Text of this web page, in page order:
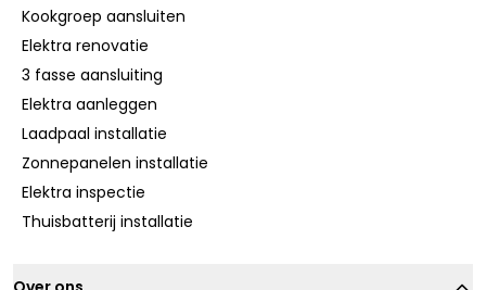
Kookgroep aansluiten
Elektra renovatie
3 fasse aansluiting
Elektra aanleggen
Laadpaal installatie
Zonnepanelen installatie
Elektra inspectie
Thuisbatterij installatie